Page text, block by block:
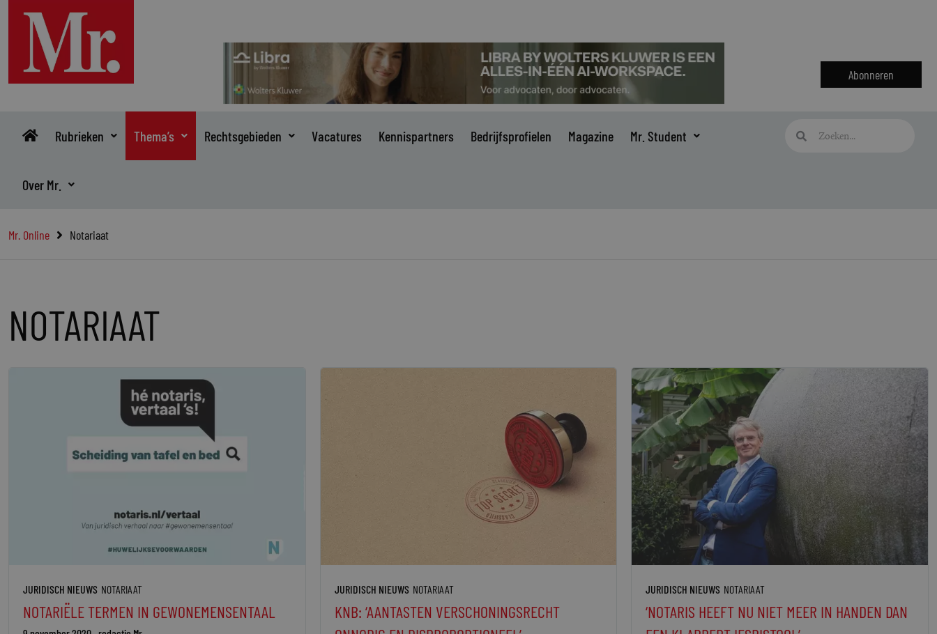
inhoud
Abonneren
Rubrieken Thema’s Rechtsgebieden Vacatures Kennispartners Bedrijfsprofielen Magazine Mr. Student
Over Mr.
Zoeken
Mr. Online Notariaat
NOTARIAAT
JURIDISCH NIEUWS NOTARIAAT
NOTARIËLE TERMEN IN GEWONEMENSENTAAL
JURIDISCH NIEUWS NOTARIAAT
KNB: ‘AANTASTEN VERSCHONINGSRECHT
JURIDISCH NIEUWS NOTARIAAT
‘NOTARIS HEEFT NU NIET MEER IN HANDEN DAN